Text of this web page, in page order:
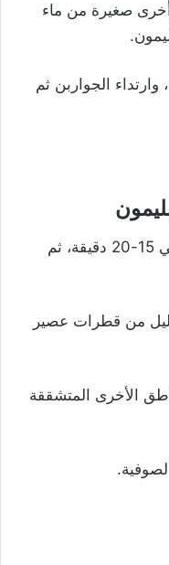
صغيرة من ماء
الجواربن ثم
انقع القدمين في الماء الدافئ لحوالي 15-20 دقيقة، ثم
من قطرات عصير
الأخرى المتشققة